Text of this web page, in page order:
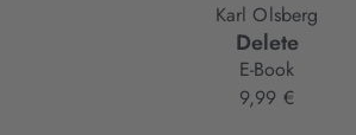
Karl Olsberg
Delete
E-Book
9,99 €